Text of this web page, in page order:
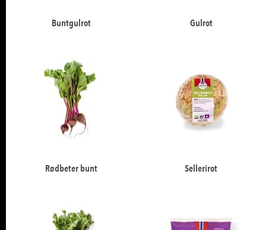
Buntgulrot Gulrot
Rødbeter bunt Sellerirot